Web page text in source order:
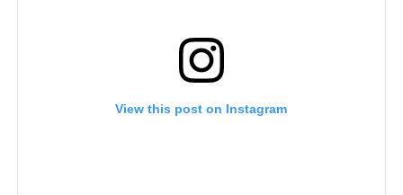
View this post on Instagram